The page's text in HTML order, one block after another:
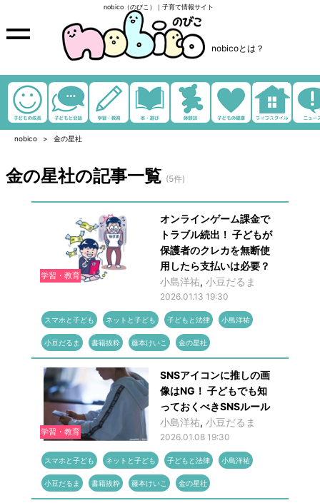
nobico（のびこ）｜子育て情報サイト
nobicoとは？
nobico 金の星社
金の星社の記事一覧 (5件)
学習・教育
オンラインゲーム課金で
トラブル続出！ 子どもが
保護者のクレカを無断使
用したら支払いは必要？
小島洋祐, 小豆だるま
2026.01.13 19:30
スマホと子ども ネットと子ども 子どもと法律 小島洋祐
小豆だるま 書籍抜粋 藤本けいこ 金の星社
学習・教育
SNSアイコンに推しの画
像はNG！ 子どもでも知
っておくべきSNSルール
小島洋祐, 小豆だるま
2026.01.08 19:30
スマホと子ども ネットと子ども 子どもと法律 小島洋祐
小豆だるま 書籍抜粋 藤本けいこ 金の星社